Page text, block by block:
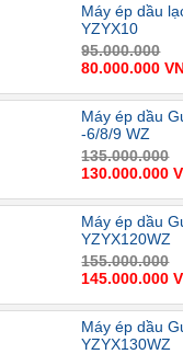
Máy ép dầu
YZYX10
95.000.000
80.000.000
Máy ép dầu
-6/8/9 WZ
135.000.000
130.000.000
Máy ép dầu
YZYX120WZ
155.000.000
145.000.000
Máy ép dầu
YZYX130WZ